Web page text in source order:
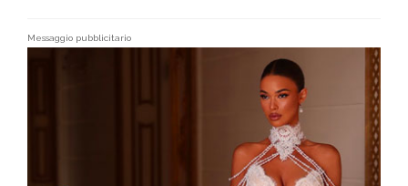
Messaggio pubblicitario